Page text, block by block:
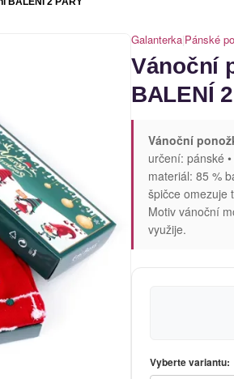
Galanterka|Pánské
Vánoční
BALENÍ
Vánoční
určení: pánské
materiál: 85 %
špičce omezuje
Motiv vánoční
využije.
Vyberte variantu: